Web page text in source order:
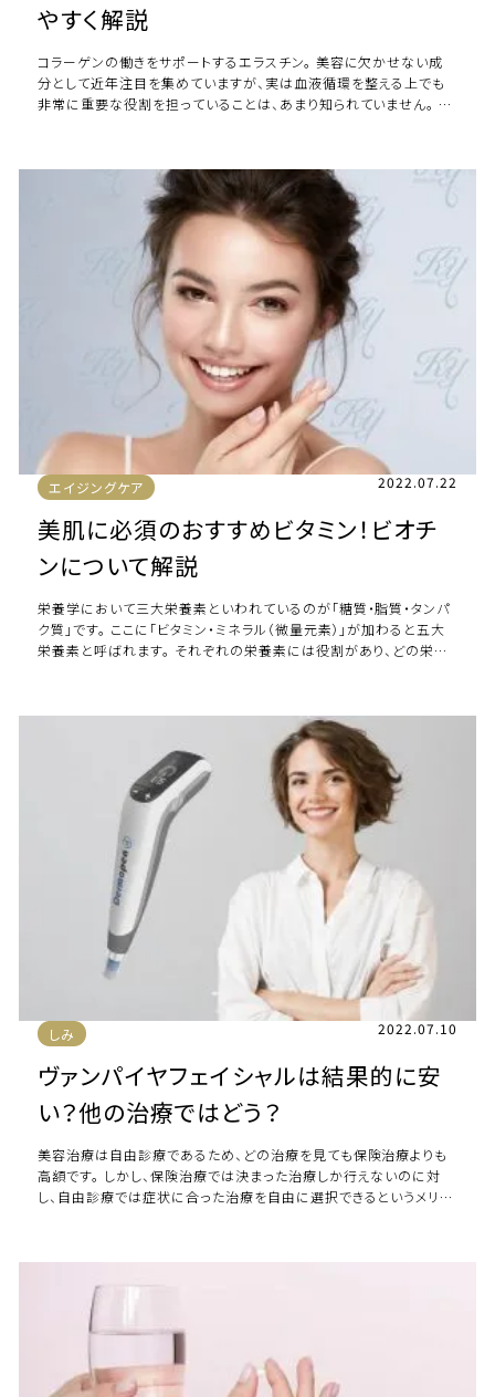
やすく解説
コラーゲンの働きをサポートするエラスチン。 美容に欠かせない成
分として近年注目を集めていますが、実は血液循環を整える上でも
非常に重要な役割を担っていることは、あまり知られていません。 ま
エイジングケア 2022.07.22
美肌に必須のおすすめビタミン！ビオチ
ンについて解説
栄養学において三大栄養素といわれているのが「糖質・脂質・タンパ
ク質」です。 ここに「ビタミン・ミネラル（微量元素）」が加わると五大
栄養素と呼ばれます。 それぞれの栄養素には役割があり、どの栄養
しみ 2022.07.10
ヴァンパイヤフェイシャルは結果的に安
い？他の治療ではどう？
美容治療は自由診療であるため、どの治療を見ても保険治療よりも
高額です。 しかし、保険治療では決まった治療しか行えないのに対
し、自由診療では症状に合った治療を自由に選択できるというメリッ